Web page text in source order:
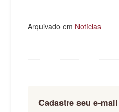
Arquivado em Notícias
Cadastre seu e-mail